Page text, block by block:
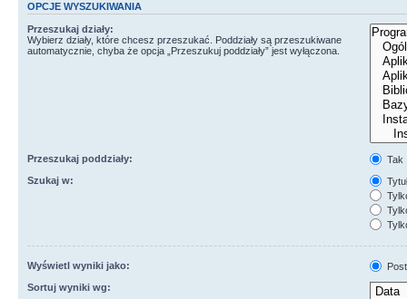
OPCJE WYSZUKIWANIA
Przeszukaj działy:
Wybierz działy, które chcesz przeszukać. Poddziały są przeszukiwane
automatycznie, chyba że opcja „Przeszukuj poddziały” jest wyłączona.
Przeszukaj poddziały:
Tak
Szukaj w:
Wyświetl wyniki jako:
Sortuj wyniki wg: